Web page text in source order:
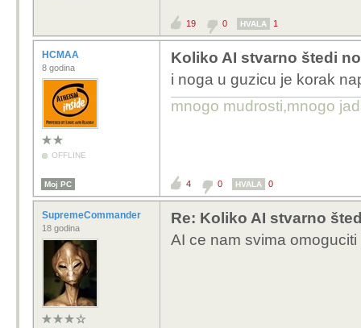
19 0 HVALA 1
HCMAA
8 godina
OFFLINE
Koliko AI stvarno štedi
i noga u guzicu je korak
mnogo mudrosti,mnogo
Moj PC 4 0 HVALA 0
SupremeCommander
18 godina
Re: Koliko AI stvarno
AI ce nam svima